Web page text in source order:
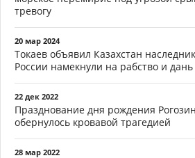
тревогу
20 мар 2024
Токаев объявил Казахстан
России намекнули на рабство и дань
22 дек 2022
Празднование дня рождения
обернулось кровавой трагедией
28 мар 2022